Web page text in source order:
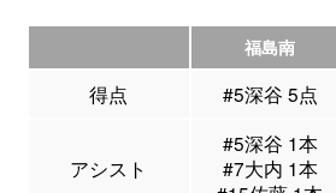
福島南
得点 #5深谷 5点
アシスト
#5深谷 1本
#7大内 1本